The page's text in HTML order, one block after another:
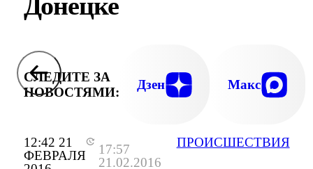
12:42 21
ФЕВРАЛЯ
17:57
21.02.2016
ПРОИСШЕСТВИЯ
СЛЕДИТЕ ЗА
НОВОСТЯМИ:
Дзен Макс